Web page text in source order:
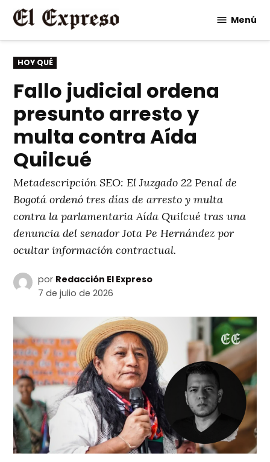
Saltar
contenido
Menú
PUBLICADO
EN
HOY QUÉ
Fallo judicial ordena
presunto arresto y
multa contra Aída
Quilcué
Metadescripción SEO: El Juzgado 22 Penal de
Bogotá ordenó tres días de arresto y multa
contra la parlamentaria Aída Quilcué tras una
denuncia del senador Jota Pe Hernández por
ocultar información contractual.
por Redacción El Expreso
7 de julio de 2026